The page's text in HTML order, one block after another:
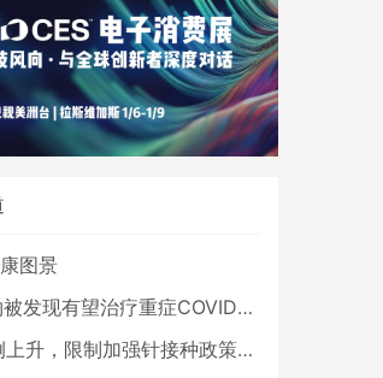
图景
发现有望治疗重症COVID患者
，限制加强针接种政策即将出台